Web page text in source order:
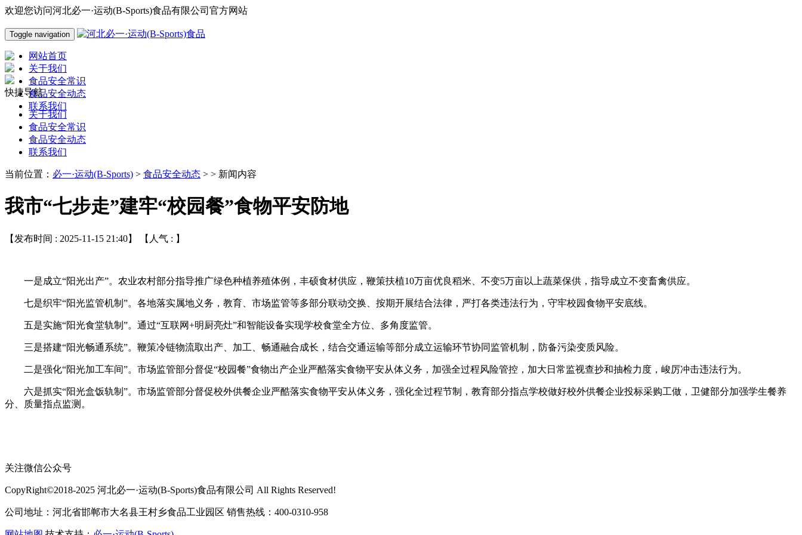
欢迎您访问河北必一·运动(B-Sports)食品有限公司官方网站
Toggle navigation
网站首页
关于我们
食品安全常识
食品安全动态
联系我们
快捷导航
关于我们
食品安全常识
食品安全动态
联系我们
当前位置： 必一·运动(B-Sports) > 食品安全动态 > > 新闻内容
我市“七步走”建牢“校园餐”食物平安防地
【发布时间 : 2025-11-15 21:40】 【人气 : 】
一是成立“阳光出产”。农业农村部分指导推广绿色种植养殖体例，丰硕食材供应，鞭策扶植10万亩优良稻米、不变5万亩以上蔬菜保供，指导成立不变畜禽供应。
七是织牢“阳光监管机制”。各地落实属地义务，教育、市场监管等多部分联动交换、按期开展结合法律，严打各类违法行为，守牢校园食物平安底线。
五是实施“阳光食堂轨制”。通过“互联网+明厨亮灶”和智能设备实现学校食堂全方位、多角度监管。
三是搭建“阳光畅通系统”。鞭策冷链物流取出产、加工、畅通融合成长，结合交通运输等部分成立运输环节协同监管机制，防备污染变质风险。
二是强化“阳光加工车间”。市场监管部分督促“校园餐”食物出产企业严酷落实食物平安从体义务，加强全过程风险管控，加大日常监视查抄和抽检力度，峻厉冲击违法行为。
六是抓实“阳光盒饭轨制”。市场监管部分督促校外供餐企业严酷落实食物平安从体义务，强化全过程节制，教育部分指点学校做好校外供餐企业投标采购工做，卫健部分加强学生餐养
分、质量指点监测。
关注微信公众号
CopyRight©2018-2025 河北必一·运动(B-Sports)食品有限公司 All Rights Reserved!
公司地址：河北省邯郸市大名县王村乡食品工业园区 销售热线：400-0310-958